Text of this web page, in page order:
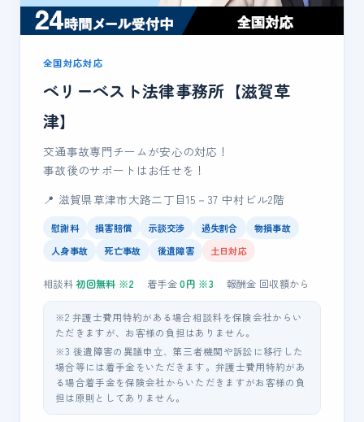
全国対応対応
ベリーベスト法律事務所【滋賀草
津】
交通事故専門チームが安心の対応！
事故後のサポートはお任せを！
📍 滋賀県草津市大路二丁目15－37 中村ビル2階
慰謝料 損害賠償 示談交渉 過失割合
物損事故
人身事故
死亡事故 後遺障害 土日対応
相談料初回無料 ※2 着手金0円 ※3 報酬金 回収額から
※2 弁護士費用特約がある場合相談料を保険会社からい
ただきますが、お客様の負担はありません。
※3 後遺障害の異議申立、第三者機関や訴訟に移行した
場合等には着手金をいただきます。弁護士費用特約があ
る場合着手金を保険会社からいただきますがお客様の負
担は原則としてありません。